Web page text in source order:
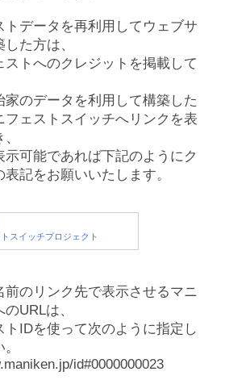
トデータを再利用してウェブサ
た方は、
ストへのクレジットを掲載して
家のデータを利用して構築した
フェストスイッチへリンクを表
示可能であれば下記のようにク
表記をお願いいたします。
前のリンク先で表示させるマニ
URLは、
トIDを使って次のように指定し
id#0000000023